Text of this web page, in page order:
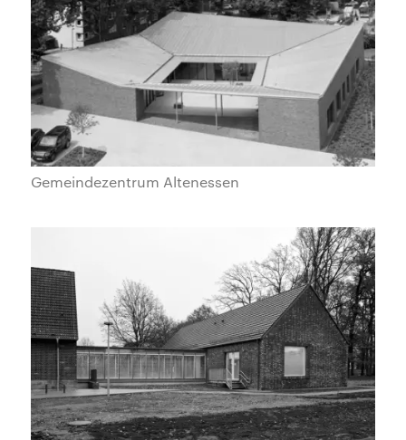
Gemeindezentrum Altenessen